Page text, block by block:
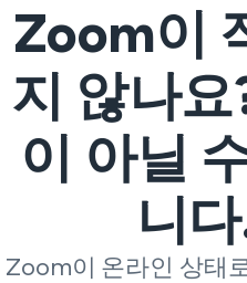
Zoom이
지 않나요
이 아닐
니
Zoom이 온라인 상태